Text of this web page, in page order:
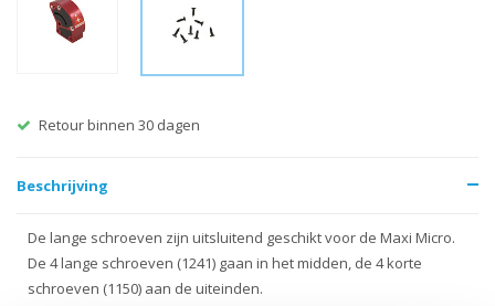
Retour binnen 30 dagen
Beschrijving
De lange schroeven zijn uitsluitend geschikt voor de Maxi Micro.
De 4 lange schroeven (1241) gaan in het midden, de 4 korte
schroeven (1150) aan de uiteinden.